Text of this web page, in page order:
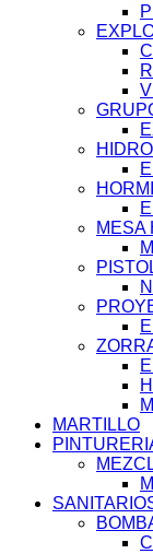
MESA
MARTILLO